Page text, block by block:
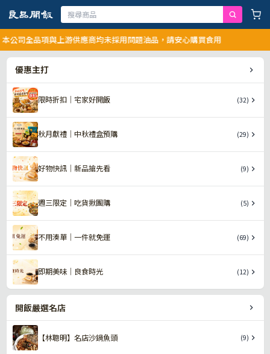
公司全品項與上游供應商均未採用問題油品，請安心購買食用
優惠主打
限時折扣｜宅家好開飯 (32)
秋月獻禮｜中秋禮盒預購 (29)
好物快訊｜新品搶先看 (9)
週三限定｜吃貨揪團購 (5)
不用湊單｜一件就免運 (69)
即期美味｜良食時光 (12)
開飯嚴選名店
【林聰明】名店沙鍋魚頭 (9)